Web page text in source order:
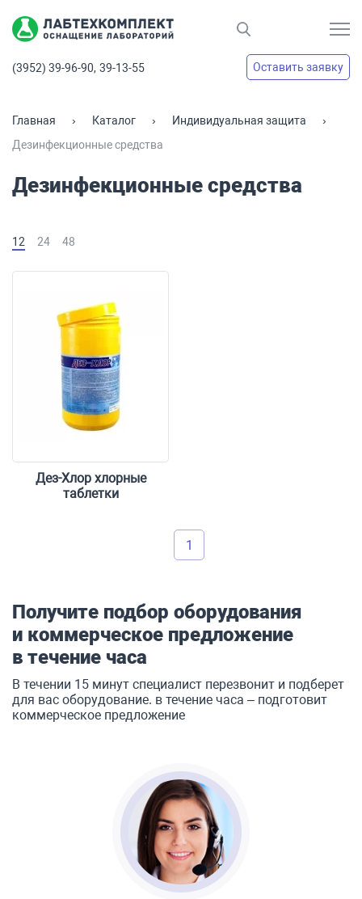
(3952) 39-96-90, 39-13-55 Оставить заявку
Главная Каталог
Индивидуальная защита
Дезинфекционные средства
Дезинфекционные средства
12 24 48
Дез-Хлор хлорные
таблетки
1
Форма обратной связи
Получите подбор оборудования
и коммерческое предложение
в течение часа
В течении 15 минут специалист перезвонит и подберет
для вас оборудование. в течение часа – подготовит
коммерческое предложение